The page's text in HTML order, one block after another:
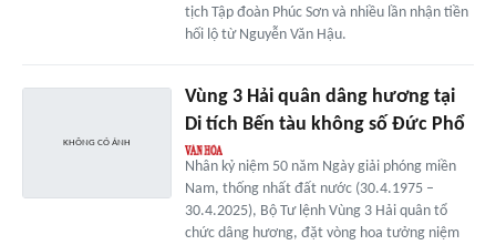
tịch Tập đoàn Phúc Sơn và nhiều lần nhận tiền
hối lộ từ Nguyễn Văn Hậu.
Vùng 3 Hải quân dâng hương tại
Di tích Bến tàu không số Đức Phổ
Nhân kỷ niệm 50 năm Ngày giải phóng miền
Nam, thống nhất đất nước (30.4.1975 –
30.4.2025), Bộ Tư lệnh Vùng 3 Hải quân tổ
chức dâng hương, đặt vòng hoa tưởng niệm